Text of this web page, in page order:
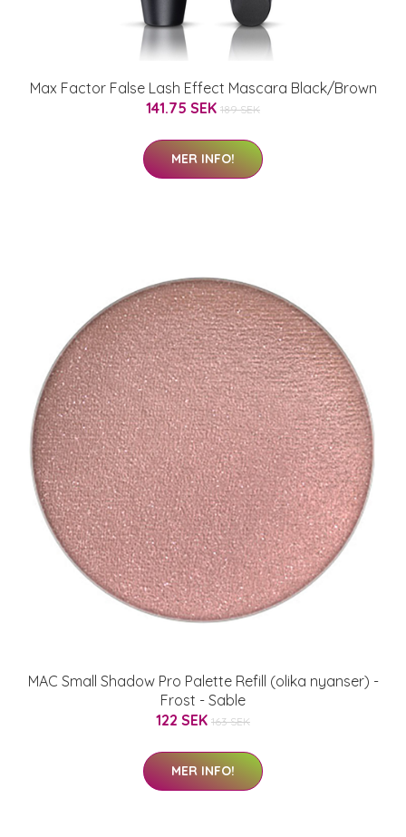
Max Factor False Lash Effect Mascara Black/Brown
141.75 SEK 189 SEK
MER INFO!
MAC Small Shadow Pro Palette Refill (olika nyanser) -
Frost - Sable
122 SEK 163 SEK
MER INFO!